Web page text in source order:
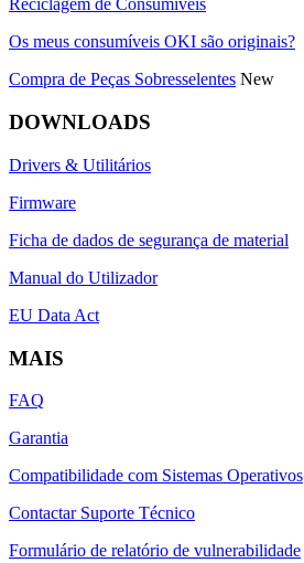
Reciclagem de Consumíveis
Os meus consumíveis OKI são originais?
Compra de Peças Sobresselentes New
DOWNLOADS
Drivers & Utilitários
Firmware
Ficha de dados de segurança de material
Manual do Utilizador
EU Data Act
MAIS
FAQ
Garantia
Compatibilidade com Sistemas Operativos
Contactar Suporte Técnico
Formulário de relatório de vulnerabilidade